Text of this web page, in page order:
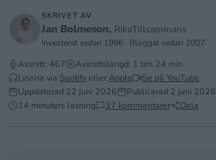
SKRIVET AV
Jan Bolmeson, RikaTillsammans
Investerat sedan 1996 · Bloggat sedan 2007
Avsnitt: 467
Avsnittslängd: 1 tim 24 min
Lyssna via Spotify ellerApple
Se på YouTube
Uppdaterad 22 juni 2026 Publicerad 2 juni 2026
14 minuters läsning
37 kommentarer Dela